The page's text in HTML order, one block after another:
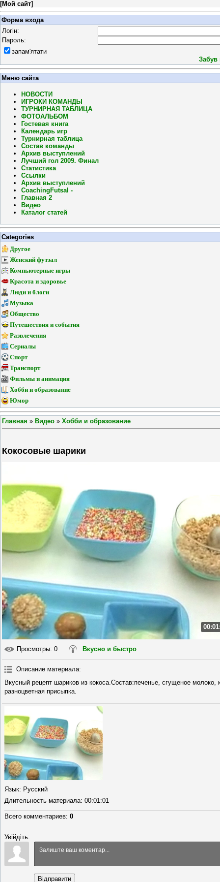
[Мой сайт]
Форма входа
Логін:
Пароль:
запам'ятати
Забув
Меню сайта
НОВОСТИ
ИГРОКИ КОМАНДЫ
ТУРНИРНАЯ ТАБЛИЦА
ФОТОАЛЬБОМ
Гостевая книга
Календарь игр
Турнирная таблица
Состав команды
Архив выступлений
Лучший гол 2009. Финал
Статистика
Ссылки
Архив выступлений
CoachingFutsal -
Главная 2
Видео
Каталог статей
Categories
Другое
Женский футзал
Компьютерные игры
Красота и здоровье
Люди и блоги
Музыка
Общество
Путешествия и события
Развлечения
Сериалы
Спорт
Транспорт
Фильмы и анимация
Хобби и образование
Юмор
Главная » Видео » Хобби и образование
Кокосовые шарики
Просмотры: 0 Вкусно и быстро
Описание материала:
Вкусный рецепт шариков из кокоса.Состав:печенье, сгущеное
разноцветная присыпка.
Язык: Русский
Длительность материала: 00:01:01
Всего комментариев: 0
Увійдіть:
Відправити